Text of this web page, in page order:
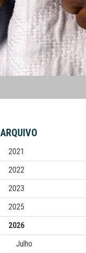
ARQUIVO
2021
2022
2023
2025
2026
Julho